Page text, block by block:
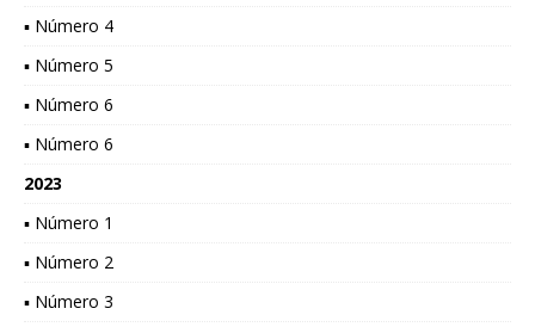
▪ Número 4
▪ Número 5
▪ Número 6
▪ Número 6
2023
▪ Número 1
▪ Número 2
▪ Número 3